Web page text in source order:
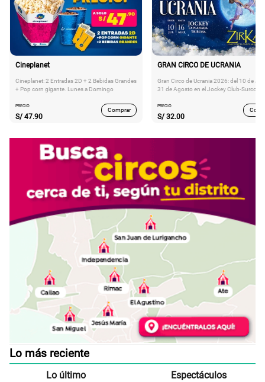
Cineplanet
Cineplanet: 2 Entradas 2D + 2 Bebidas Grandes
+ Pop corn gigante. Lunes a Domingo
PRECIO
S/ 47.90
Comprar
GRAN CIRCO DE UCRANIA
Gran Circo de Ucrania 2026: del 10 de
31 de Agosto en el Jockey Club-Surco
PRECIO
S/ 32.00
Lo más reciente
Lo último Espectáculos